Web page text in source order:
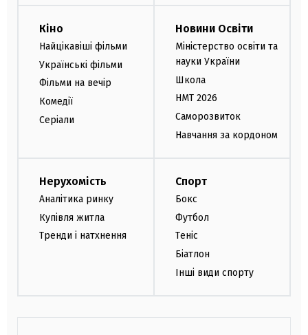
Кіно
Найцікавіші фільми
Українські фільми
Фільми на вечір
Комедії
Серіали
Новини Освіти
Міністерство освіти та
науки України
Школа
НМТ 2026
Саморозвиток
Навчання за кордоном
Нерухомість
Аналітика ринку
Купівля житла
Тренди і натхнення
Спорт
Бокс
Футбол
Теніс
Біатлон
Інші види спорту